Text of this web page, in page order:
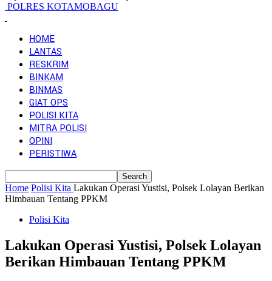
POLRES KOTAMOBAGU
HOME
LANTAS
RESKRIM
BINKAM
BINMAS
GIAT OPS
POLISI KITA
MITRA POLISI
OPINI
PERISTIWA
Home Polisi Kita Lakukan Operasi Yustisi, Polsek Lolayan Berikan
Himbauan Tentang PPKM
Polisi Kita
Lakukan Operasi Yustisi, Polsek Lolayan
Berikan Himbauan Tentang PPKM